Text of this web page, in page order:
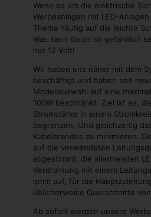
Wenn es um die elektrische
Werbeanlagen mit LED-
Thema häufig auf die leichte
Was kann daran so gefährlich
nur 12 Volt!
Wir haben uns näher mit dem
beschäftigt und haben seit
Modellauswahl auf eine
100W beschränkt. Ziel ist es,
Stromstärke in einem
begrenzen. Und gleichzeitig
Kabelbrandes zu minimieren.
auf die verwendeten
abgestimmt, die allermeisten
Verdrahtung mit einem
qmm auf, für die
üblicherweise Querschnitte
Ab sofort werden unsere